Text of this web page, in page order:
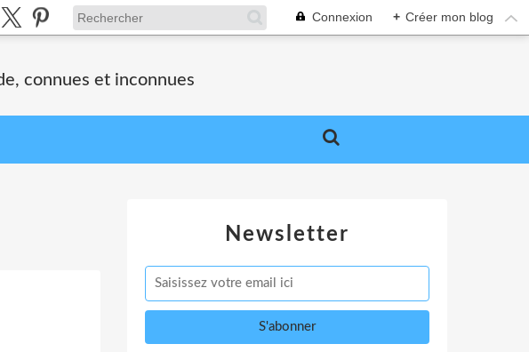
Connexion + Créer mon blog
connues et inconnues
Newsletter